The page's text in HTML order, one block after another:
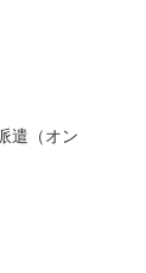
遣（オン